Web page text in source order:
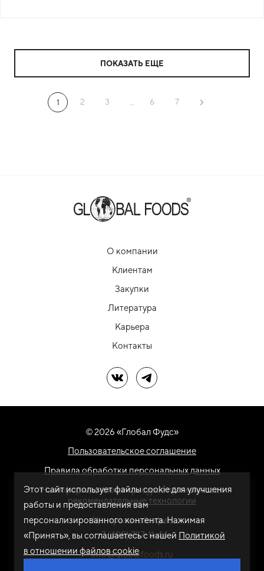
ПОКАЗАТЬ ЕЩЕ
1 2 3 ... 6 7
О компании
Клиентам
Закупки
Литература
Карьера
Контакты
Мы в ВКМы в Telegram
© 2026 «Глобал Фудс»
Пользовательское соглашение
Правила обработки персональных данных
На информационном ресурсе применяются
рекомендательные технологии
Центральный офис
+7 (495) 787-11-44
info@globalfoods.ru
Этот сайт использует файлы cookie для улучшения
работы и предоставления вам
персонализированного контента. Нажимая
«Принять», вы соглашаетесь с нашей Политикой
в отношении файлов cookie